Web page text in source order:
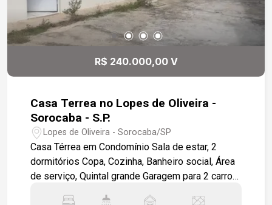
R$ 240.000,00 V
Casa Terrea no Lopes de Oliveira -
Sorocaba - S.P.
Lopes de Oliveira - Sorocaba/SP
Casa Térrea em Condomínio Sala de estar, 2
dormitórios Copa, Cozinha, Banheiro social, Área
de serviço, Quintal grande Garagem para 2 carros.